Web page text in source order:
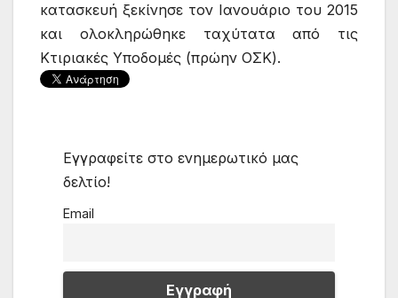
κατασκευή ξεκίνησε τον Ιανουάριο του 2015
και ολοκληρώθηκε ταχύτατα από τις
Κτιριακές Υποδομές (πρώην ΟΣΚ).
Εγγραφείτε στο ενημερωτικό μας
δελτίο!
Email